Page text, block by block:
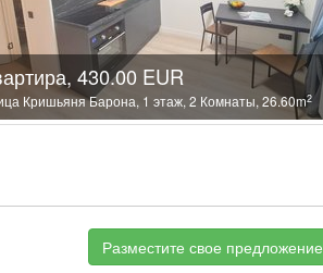
430.00 EUR
Кришьяня Барона, 1 этаж, 2 Комнаты, 26.60m2
Разместите свое предложение